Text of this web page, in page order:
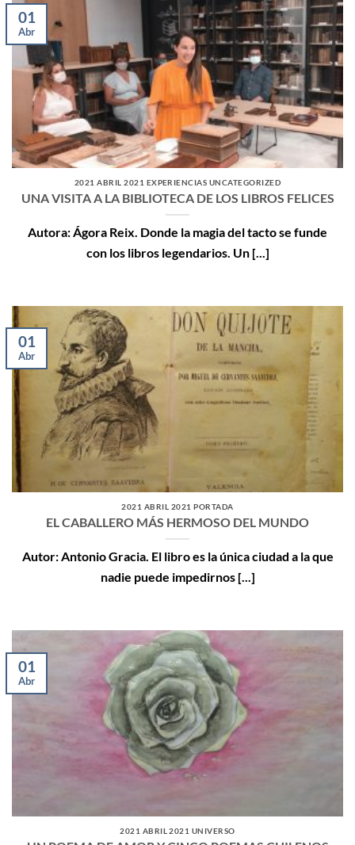
2021 ABRIL 2021 EXPERIENCIAS UNCATEGORIZED
UNA VISITA A LA BIBLIOTECA DE LOS LIBROS FELICES
Autora: Ágora Reix. Donde la magia del tacto se funde
con los libros legendarios. Un [...]
01
Abr
2021 ABRIL 2021 PORTADA
EL CABALLERO MÁS HERMOSO DEL MUNDO
Autor: Antonio Gracia. El libro es la única ciudad a la que
nadie puede impedirnos [...]
01
Abr
2021 ABRIL 2021 UNIVERSO
01
Abr